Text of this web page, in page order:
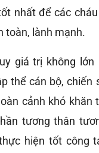
nhất để các
toàn, lành mạnh.
giá trị không
thể cán bộ, chiến
cảnh khó khăn
tương thân
hiện tốt công